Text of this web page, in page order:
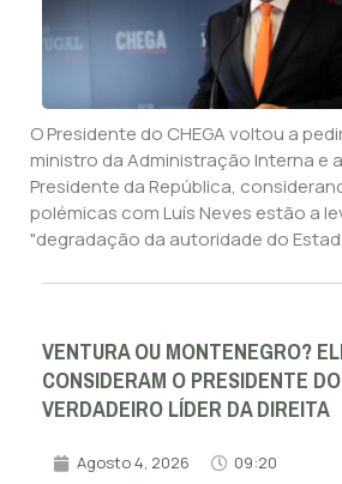
O Presidente do CHEGA voltou a
ministro da Administração Interna e
Presidente da República,
polémicas com Luís Neves estão a
"degradação da autoridade do
VENTURA OU MONTENEGRO?
CONSIDERAM O PRESIDENTE
VERDADEIRO LÍDER DA DIREITA
Agosto 4, 2026 09:20